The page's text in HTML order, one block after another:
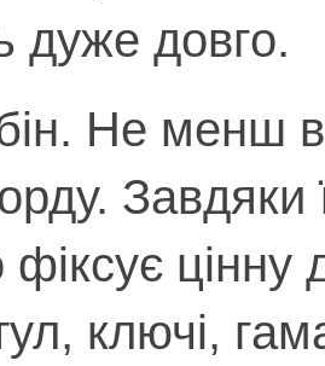
дуже довго.
Не менш
фіксує
ключі,